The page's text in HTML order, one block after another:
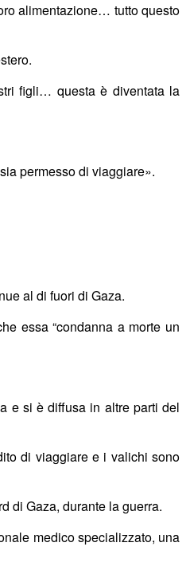
alimentazione… tutto questo
figli… questa è diventata la
permesso di viaggiare».
al di fuori di Gaza.
essa “condanna a morte un
e si è diffusa in altre parti del
di viaggiare e i valichi sono
di Gaza, durante la guerra.
medico specializzato, una